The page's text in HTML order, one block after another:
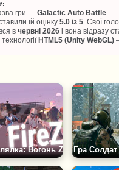
гри — Galactic Auto Battle .
їй оцінку 5.0 із 5. Свої
в червні 2026 і вона відразу
HTML5 (Unity WebGL)
Вогонь Z